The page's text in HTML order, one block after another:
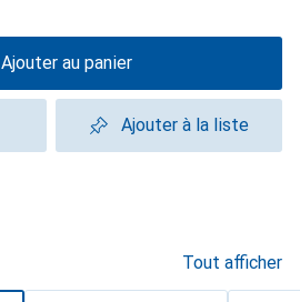
Ajouter au panier
Ajouter à la liste
Tout afficher